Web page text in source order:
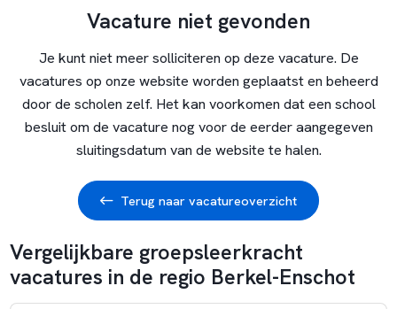
Vacature niet gevonden
Je kunt niet meer solliciteren op deze vacature. De
vacatures op onze website worden geplaatst en beheerd
door de scholen zelf. Het kan voorkomen dat een school
besluit om de vacature nog voor de eerder aangegeven
sluitingsdatum van de website te halen.
Terug naar vacatureoverzicht
Vergelijkbare groepsleerkracht
vacatures in de regio Berkel-Enschot